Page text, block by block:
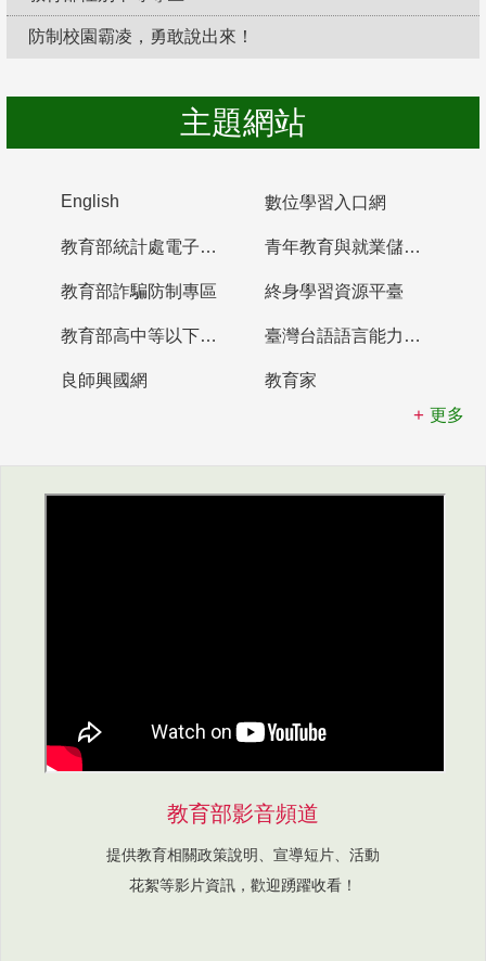
防制校園霸凌，勇敢說出來！
主題網站
English 數位學習入口網
教育部統計處電子書櫃 青年教育與就業儲蓄帳戶
教育部詐騙防制專區 終身學習資源平臺
教育部高中等以下學校及幼兒園教師資格檢定考試 臺灣台語語言能力認證網站
良師興國網
教育家
更多
教育部影音頻道
提供教育相關政策說明、宣導短片、活動
花絮等影片資訊，歡迎踴躍收看！